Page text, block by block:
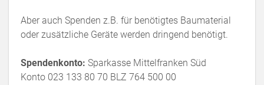
Aber auch Spenden z.B. für benötigtes Baumaterial
oder zusätzliche Geräte werden dringend benötigt.
Spendenkonto: Sparkasse Mittelfranken Süd
Konto 023 133 80 70 BLZ 764 500 00